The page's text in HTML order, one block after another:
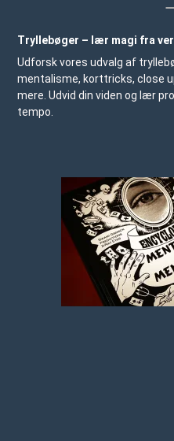
Tryllebøger – lær magi fra
Udforsk vores udvalg af
mentalisme, korttricks, close
mere. Udvid din viden og lær
tempo.